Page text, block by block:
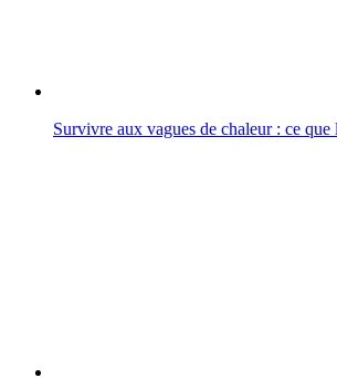
Survivre aux vagues de chaleur : ce